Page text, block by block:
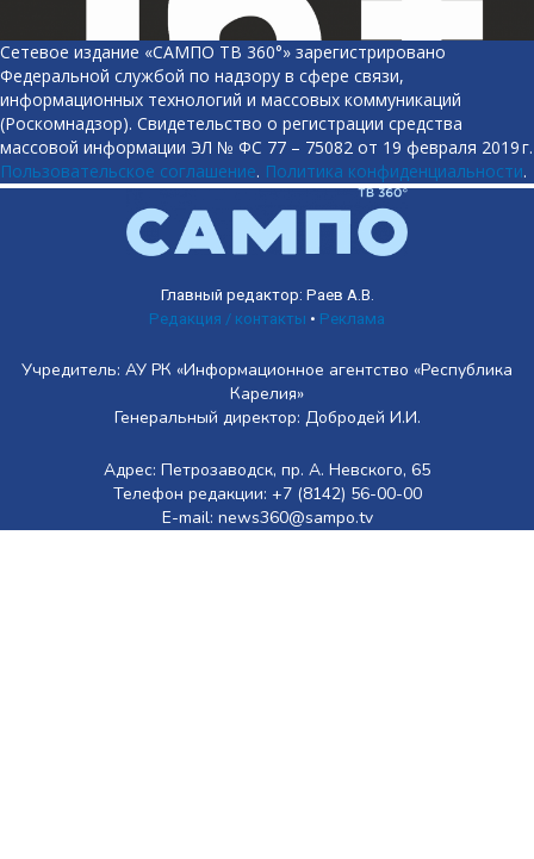
Сетевое издание «САМПО ТВ 360°» зарегистрировано
Федеральной службой по надзору в сфере связи,
информационных технологий и массовых коммуникаций
(Роскомнадзор). Свидетельство о регистрации средства
массовой информации ЭЛ № ФС 77 – 75082 от 19 февраля 2019 г.
Пользовательское соглашение. Политика конфиденциальности.
Главный редактор: Раев А.В.
Редакция / контакты • Реклама
Учредитель: АУ РК «Информационное агентство «Республика
Карелия»
Генеральный директор: Добродей И.И.
Адрес: Петрозаводск, пр. А. Невского, 65
Телефон редакции: +7 (8142) 56-00-00
E-mail: news360@sampo.tv